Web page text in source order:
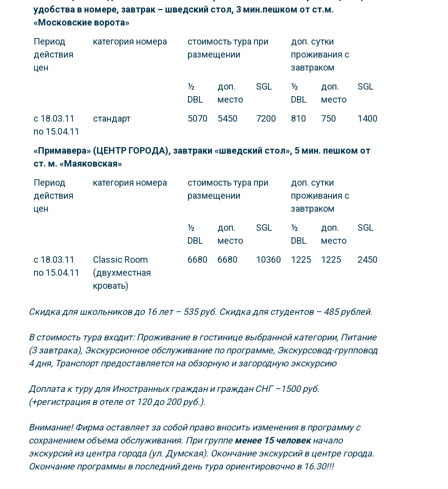
удобства в номере, завтрак – шведский стол, 3 мин.пешком от ст.м.
«Московские ворота»
Период
действия
цен
категория номера
стоимость тура при
размещении
доп. сутки
проживания с
завтраком
½
DBL
доп.
место
SGL
½
DBL
доп.
место
SGL
с 18.03.11
по 15.04.11
стандарт 5070 5450 7200 810 750 1400
«Примавера» (ЦЕНТР ГОРОДА), завтраки «шведский стол», 5 мин. пешком от
ст. м. «Маяковская»
Период
действия
цен
категория номера
стоимость тура при
размещении
доп. сутки
проживания с
завтраком
½
DBL
доп.
место
SGL
½
DBL
доп.
место
SGL
с 18.03.11
по 15.04.11
Classic Room
(двухместная
кровать)
6680 6680 10360 1225 1225 2450
Скидка для школьников до 16 лет – 535 руб. Скидка для студентов – 485 рублей.
В стоимость тура входит: Проживание в гостинице выбранной категории, Питание
(3 завтрака), Экскурсионное обслуживание по программе, Экскурсовод-групповод
4 дня, Транспорт предоставляется на обзорную и загородную экскурсию
Доплата к туру для Иностранных граждан и граждан СНГ –1500 руб.
(+регистрация в отеле от 120 до 200 руб.).
Внимание!Фирма оставляет за собой право вносить изменения в программу с
сохранением объема обслуживания. При группеменее 15 человекначало
экскурсий из центра города (ул. Думская). Окончание экскурсий в центре города.
Окончание программы в последний день тура ориентировочно в 16.30!!!